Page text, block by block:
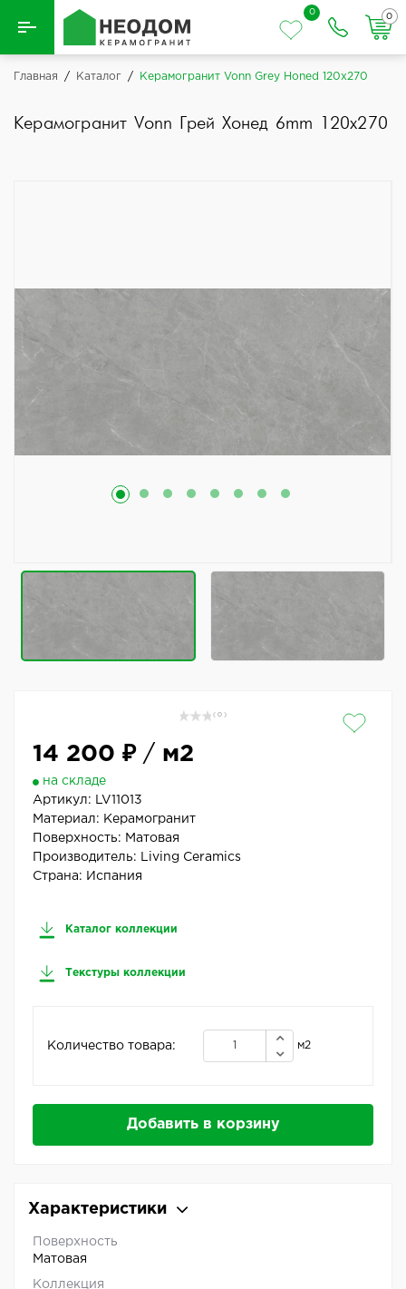
Назад
0
0
Главная / Каталог / Керамогранит Vonn Grey Honed 120x270
Керамогранит Vonn Грей Хонед 6mm 120x270
( 0 )
14 200 ₽/ м2
на складе
Артикул:
LV11013
Материал: Керамогранит
Поверхность: Матовая
Производитель:
Living Ceramics
Страна: Испания
Каталог коллекции
Текстуры коллекции
Количество товара: м2
Добавить в корзину
Характеристики
Поверхность
Матовая
Коллекция